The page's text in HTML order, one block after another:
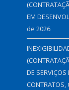
EM
de 2026
DE
CONTRATOS,